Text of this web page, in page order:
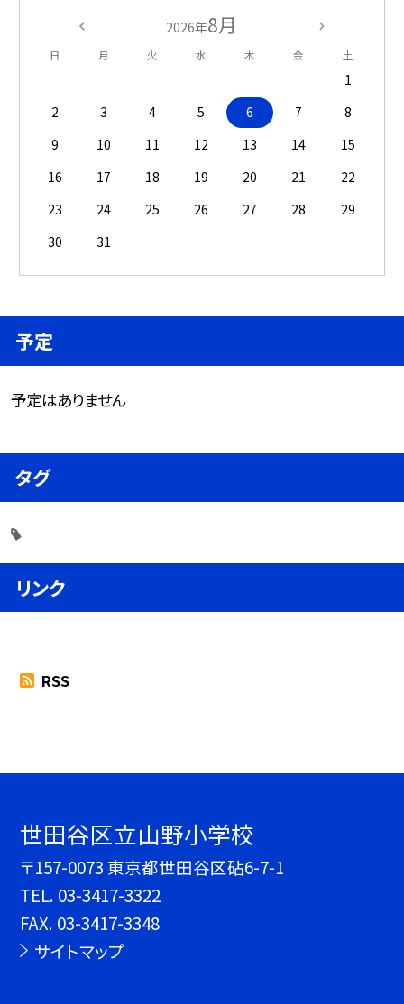
2026年8月
日 月 火 水 木 金 土
1
2
3 4 5 6 7
8
9
10 11 12 13 14
15
16
17 18 19 20 21
22
23
24 25 26 27 28
29
30
31
予定
予定はありません
タグ
リンク
RSS
世田谷区立山野小学校
〒157-0073 東京都世田谷区砧6-7-1
TEL. 03-3417-3322
FAX. 03-3417-3348
サイトマップ